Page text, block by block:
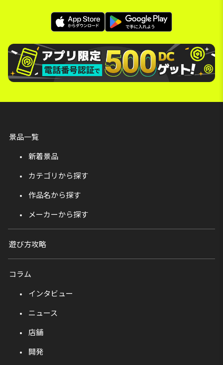
景品一覧
新着景品
カテゴリから探す
作品名から探す
メーカーから探す
遊び方攻略
コラム
インタビュー
ニュース
店舗
開発